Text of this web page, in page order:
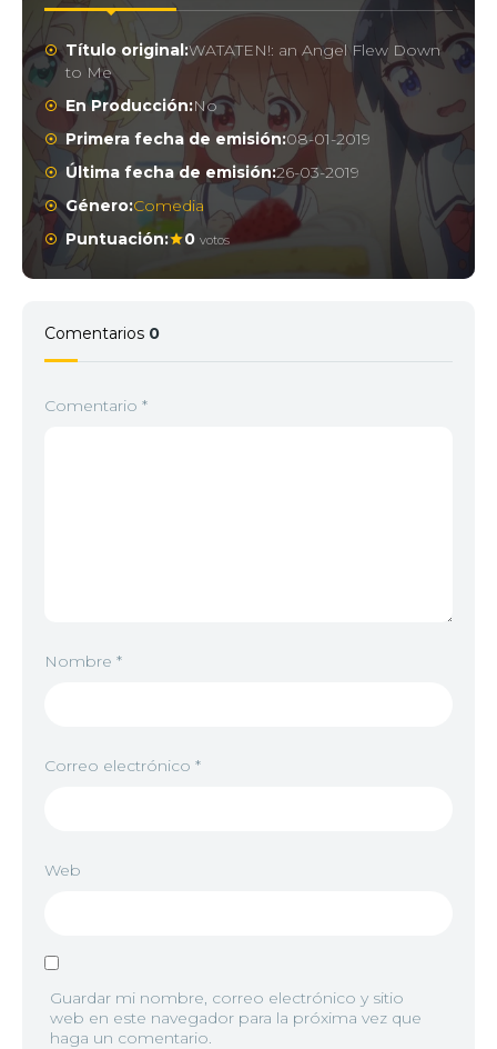
Título original:WATATEN!: an Angel Flew Down
to Me
En Producción:No
Primera fecha de emisión:08-01-2019
Última fecha de emisión:26-03-2019
Género:Comedia
Puntuación:
0 votos
Comentarios 0
Comentario *
Nombre *
Correo electrónico *
Web
Guardar mi nombre, correo electrónico y sitio
web en este navegador para la próxima vez que
haga un comentario.